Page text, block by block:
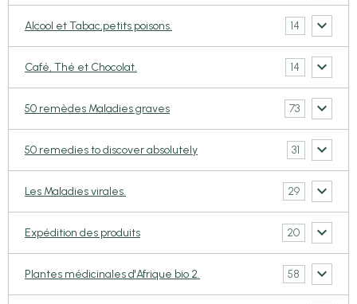
Alcool et Tabac,petits poisons. 14
Café, Thé et Chocolat. 14
50 remèdes Maladies graves 73
50 remedies to discover absolutely 31
Les Maladies virales. 29
Expédition des produits 20
Plantes médicinales d'Afrique bio 2. 58